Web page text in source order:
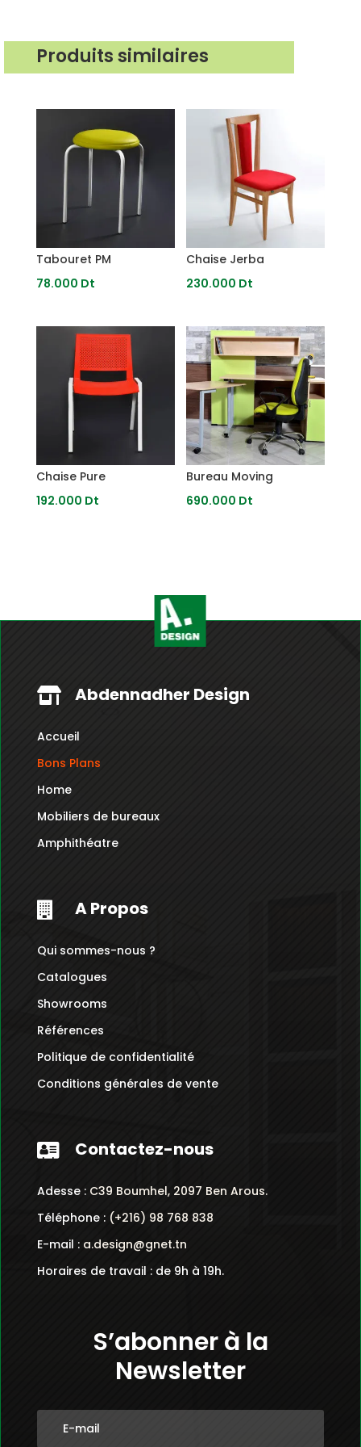
Produits similaires
Produits similaires
Tabouret PM
Chaise Jerba
Chaise Pure
Bureau Moving
Accueil
Bons Plans
Home
Mobiliers de bureaux
Qui sommes-nous ?
Catalogues
Showrooms
Références
Politique de confidentialité
Adesse :
C39 Boumhel, 2097 Ben Arous.
Téléphone :
(+216) 98 768 838
E-mail :
a.design@gnet.tn
S’abonner à la
Newsletter